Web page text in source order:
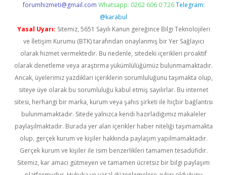
forumhizmeti@gmail.com Whatsapp: 0262 606 0 726 Telegram:
@karabul
Yasal Uyarı: Sitemiz, 5651 Sayılı Kanun gereğince Bilgi Teknolojileri
ve İletişim Kurumu (BTK) tarafından onaylanmış bir Yer Sağlayıcı
olarak hizmet vermektedir. Bu nedenle, sitedeki içerikleri proaktif
olarak denetleme veya araştırma yükümlülüğümüz bulunmamaktadır.
Ancak, üyelerimiz yazdıkları içeriklerin sorumluluğunu taşımakta olup,
siteye üye olarak bu sorumluluğu kabul etmiş sayılırlar. Bu internet
sitesi, herhangi bir marka, kurum veya şahıs şirketi ile hiçbir bağlantısı
bulunmamaktadır. Sitede yalnızca kendi hazırladığımız makaleler
paylaşılmaktadır. Burada yer alan içerikler haber niteliği taşımamakta
olup, gerçek kurum ve kişiler hakkında paylaşım yapılmamaktadır.
Gerçek kurum ve kişiler ile isim benzerlikleri tamamen tesadüfidir.
Sitemiz, kar amacı gütmeyen ve tamamen ücretsiz bir bilgi paylaşım